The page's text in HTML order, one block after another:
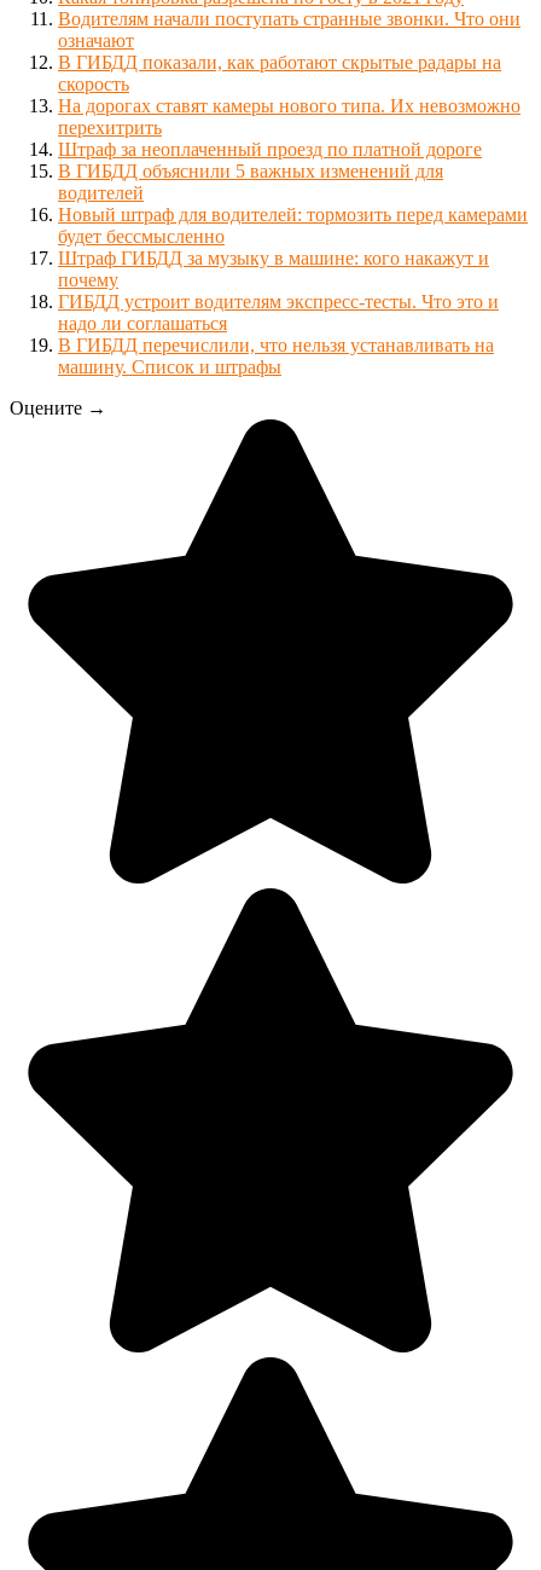
Водителям начали поступать странные звонки. Что они
означают
В ГИБДД показали, как работают скрытые радары на
скорость
На дорогах ставят камеры нового типа. Их невозможно
перехитрить
Штраф за неоплаченный проезд по платной дороге
В ГИБДД объяснили 5 важных изменений для
водителей
Новый штраф для водителей: тормозить перед камерами
будет бессмысленно
Штраф ГИБДД за музыку в машине: кого накажут и
почему
ГИБДД устроит водителям экспресс-тесты. Что это и
надо ли соглашаться
В ГИБДД перечислили, что нельзя устанавливать на
машину. Список и штрафы
Оцените →